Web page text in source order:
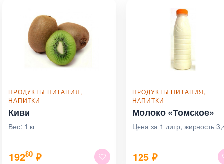
ПРОДУКТЫ ПИТАНИЯ,
НАПИТКИ
Киви
Вес: 1 кг
19280 ₽
ПРОДУКТЫ ПИТАНИЯ,
НАПИТКИ
Молоко «Томское»
Цена за 1 литр, жирность
125₽